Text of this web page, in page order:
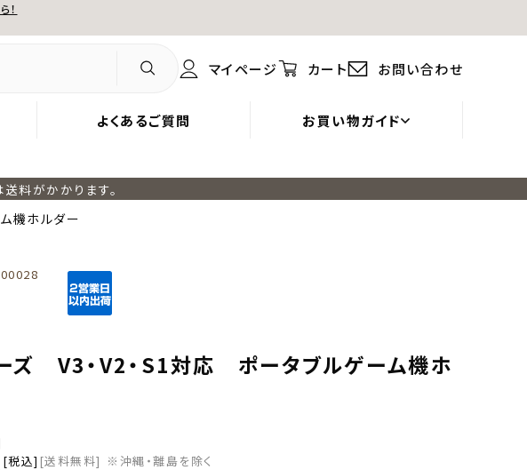
！
マイページ カート お問い合わせ
料がかかります。
機ホルダー
ズ V3・V2・S1対応 ポータブルゲーム機ホ
税込 [送料無料] ※沖縄・離島を除く